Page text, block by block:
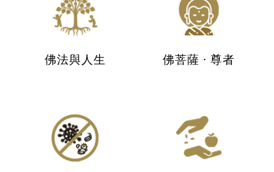
佛法與人生 佛菩薩 · 尊者